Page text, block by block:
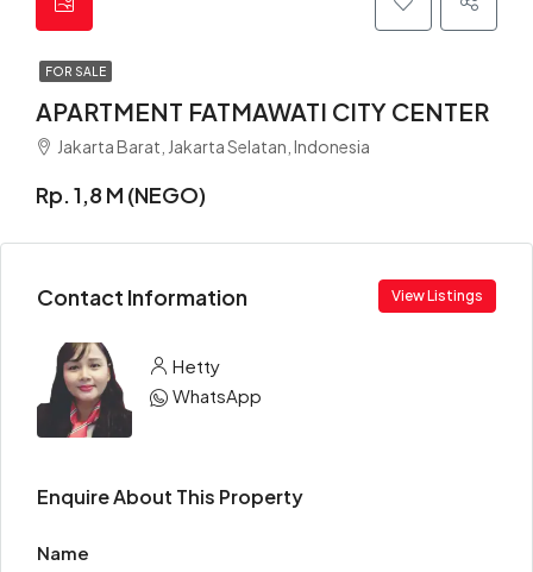
FOR SALE
APARTMENT FATMAWATI CITY CENTER
Jakarta Barat, Jakarta Selatan, Indonesia
Rp. 1,8 M (NEGO)
Contact Information View Listings
Hetty
WhatsApp
Enquire About This Property
Name